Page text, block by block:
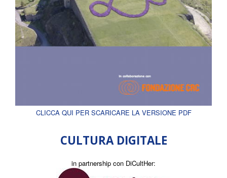
CLICCA QUI PER SCARICARE LA VERSIONE PDF
CULTURA DIGITALE
in partnership con DiCultHer: